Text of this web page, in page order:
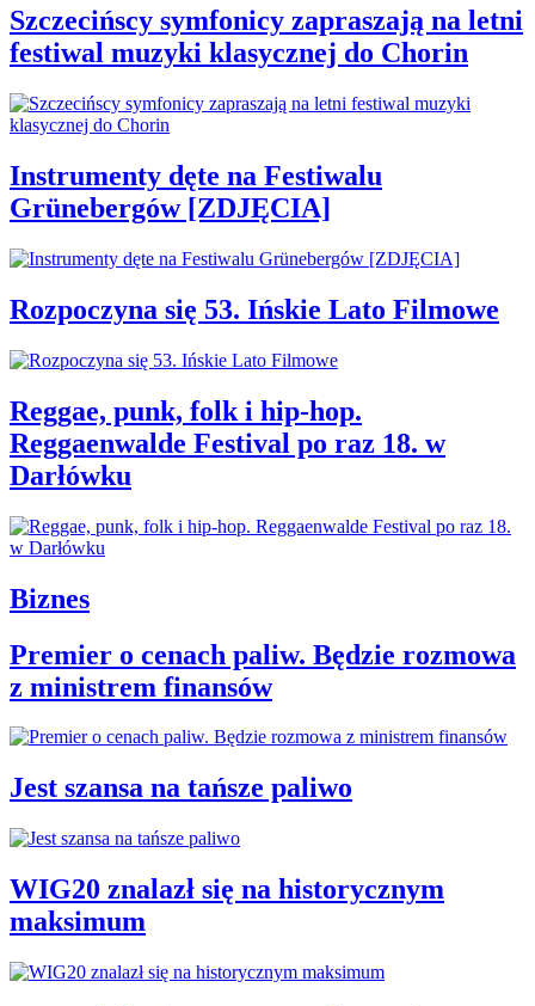
Szczecińscy symfonicy zapraszają na letni
festiwal muzyki klasycznej do Chorin
Instrumenty dęte na Festiwalu
Grünebergów [ZDJĘCIA]
Rozpoczyna się 53. Ińskie Lato Filmowe
Reggae, punk, folk i hip-hop.
Reggaenwalde Festival po raz 18. w
Darłówku
Biznes
Premier o cenach paliw. Będzie rozmowa
z ministrem finansów
Jest szansa na tańsze paliwo
WIG20 znalazł się na historycznym
maksimum